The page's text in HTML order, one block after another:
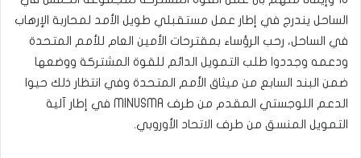
الساحل يندرج في إطار عمل مستقبلي طويل الأمد لمحاربة الإرهاب
في الساحل، رحب الرؤساء بمقترحات الأمين العام للأمم المتحدة
ودعمه وجددوا طلب التمويل الدائم للقوة المشتركة ووضعها
ضمن البند السابع من ميثاق الأمم المتحدة وفي انتظار ذلك حيوا
الدعم اللوجستي المقدم من طرف MINUSMA في إطار آلية
التمويل المنسق من طرف الاتحاد الأوروبي.